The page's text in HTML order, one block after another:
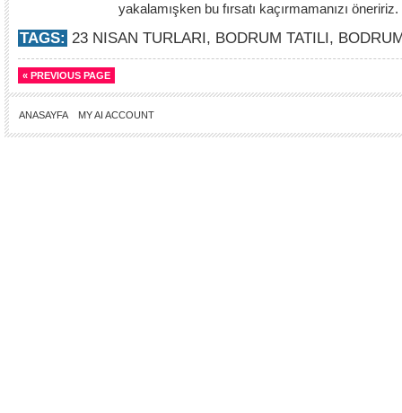
yakalamışken bu fırsatı kaçırmamanızı
TAGS: 23 NISAN TURLARI, BODRUM TATILI,
« PREVIOUS PAGE
ANASAYFA MY AI ACCOUNT